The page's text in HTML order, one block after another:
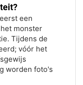
een
monster
Tijdens de
vóór het
worden foto's